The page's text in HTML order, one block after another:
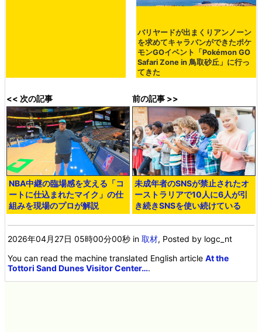
界は別の惑星、ナミブ砂漠はナミ
ビア観光のハイライト
を求めてキャラバンができたポケ
モンGOイベント「Pokémon GO
Safari Zone in 鳥取砂丘」に行っ
てきた
<< 次の記事
NBA中継の臨場感を支える「コ
ートに仕込まれたマイク」の仕
組みを現場のプロが解説
前の記事 >>
未成年者のSNSが禁止されたオ
ーストラリアで10人に6人が引
き続きSNSを使い続けている